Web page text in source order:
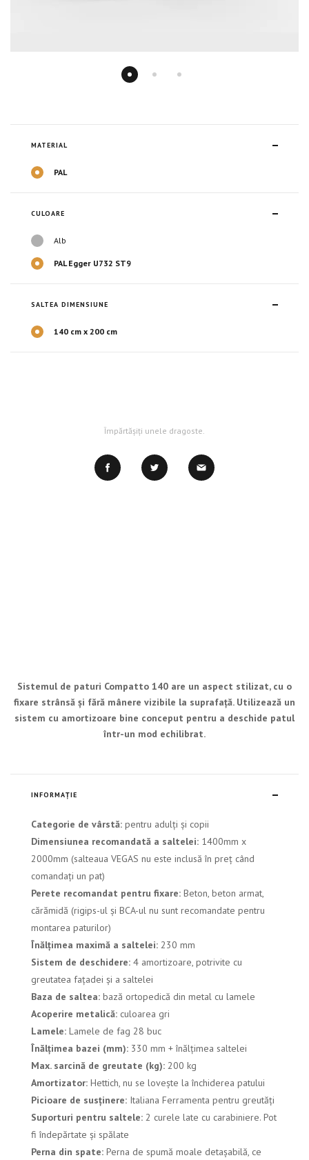
MATERIAL
PAL
CULOARE
Alb
PAL Egger U732 ST9
SALTEA DIMENSIUNE
140 cm х 200 cm
Împărtășiți unele dragoste.
Sistemul de paturi Compatto 140 are un aspect stilizat, cu o
fixare strânsă și fără mânere vizibile la suprafață. Utilizează un
sistem cu amortizoare bine conceput pentru a deschide patul
într-un mod echilibrat.
INFORMAȚIE
Categorie de vârstă: pentru adulți și copii
Dimensiunea recomandată a saltelei: 1400mm x
2000mm (salteaua VEGAS nu este inclusă în preț când
comandați un pat)
Perete recomandat pentru fixare: Beton, beton armat,
cărămidă (rigips-ul și BCA-ul nu sunt recomandate pentru
montarea paturilor)
Înălțimea maximă a saltelei: 230 mm
Sistem de deschidere: 4 amortizoare, potrivite cu
greutatea fațadei și a saltelei
Baza de saltea: bază ortopedică din metal cu lamele
Acoperire metalică: culoarea gri
Lamele: Lamele de fag 28 buc
Înălțimea bazei (mm): 330 mm + înălțimea saltelei
Max. sarcină de greutate (kg): 200 kg
Amortizator: Hettich, nu se lovește la închiderea patului
Picioare de susținere: Italiana Ferramenta pentru greutăți
Suporturi pentru saltele: 2 curele late cu carabiniere. Pot
fi îndepărtate și spălate
Perna din spate: Perna de spumă moale detașabilă, ce